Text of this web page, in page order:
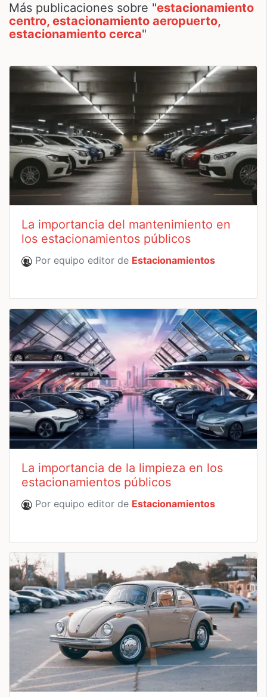
Más publicaciones sobre "estacionamiento
centro, estacionamiento aeropuerto,
estacionamiento cerca"
La importancia del mantenimiento en
los estacionamientos públicos
Por equipo editor de Estacionamientos
La importancia de la limpieza en los
estacionamientos públicos
Por equipo editor de Estacionamientos